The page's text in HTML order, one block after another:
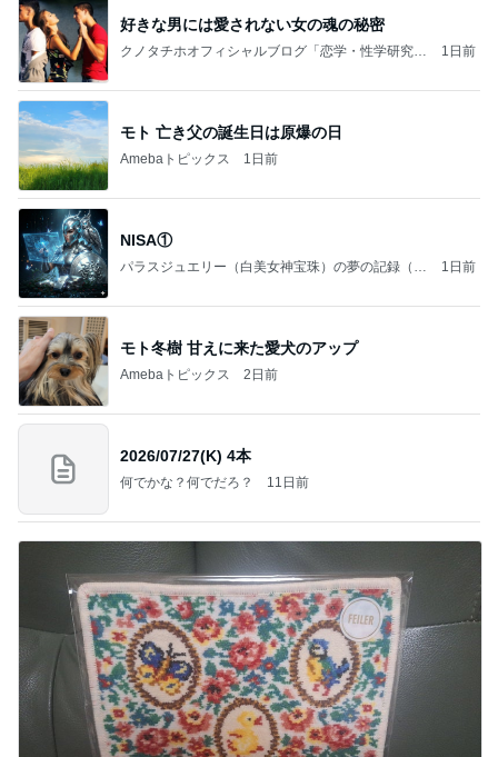
好きな男には愛されない女の魂の秘密
クノタチホオフィシャルブログ「恋学・性学研究
1日前
モト 亡き父の誕生日は原爆の日
Amebaトピックス 1日前
NISA①
パラスジュエリー（白美女神宝珠）の夢の記録（続
1日前
モト冬樹 甘えに来た愛犬のアップ
Amebaトピックス 2日前
2026/07/27(K) 4本
何でかな？何でだろ？ 11日前